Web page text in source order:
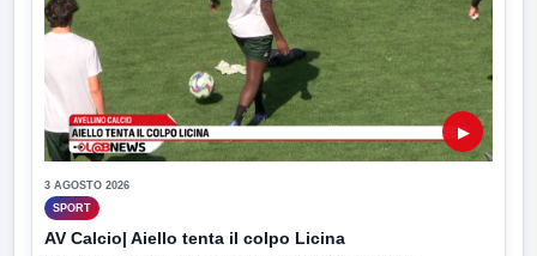
▶
3 AGOSTO 2026
SPORT
AV Calcio| Aiello tenta il colpo Licina